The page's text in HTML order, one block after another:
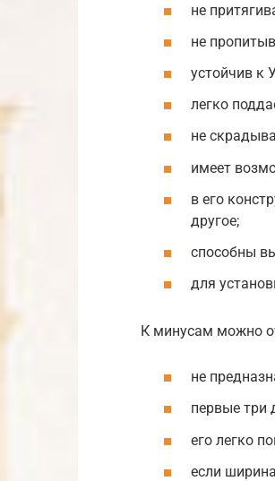
не
не
устойчив к
легко
не
имеет
в его
другое;
способны
для
К минусам можно
не
первые три
его легко
если